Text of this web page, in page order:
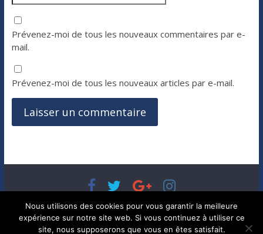
Prévenez-moi de tous les nouveaux commentaires par e-
mail.
Prévenez-moi de tous les nouveaux articles par e-mail.
Copyright © 2026 Bénéfices, l'actualité de votre argent, de
votre patrimoine et de vos placements . Tous droits réservés.
Theme ColorMag parThemeGrill.. Propulsé par WordPress.
Nous utilisons des cookies pour vous garantir la meilleure
expérience sur notre site web. Si vous continuez à utiliser ce
site, nous supposerons que vous en êtes satisfait.